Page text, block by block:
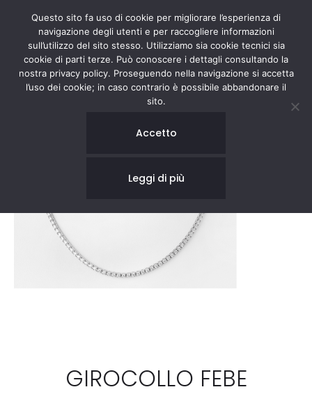
GIROCOLLO FEBE
Questo sito fa uso di cookie per migliorare l’esperienza di
navigazione degli utenti e per raccogliere informazioni
sull’utilizzo del sito stesso. Utilizziamo sia cookie tecnici sia
cookie di parti terze. Può conoscere i dettagli consultando la
nostra privacy policy. Proseguendo nella navigazione si accetta
l’uso dei cookie; in caso contrario è possibile abbandonare il
sito.
Accetto
Leggi di più